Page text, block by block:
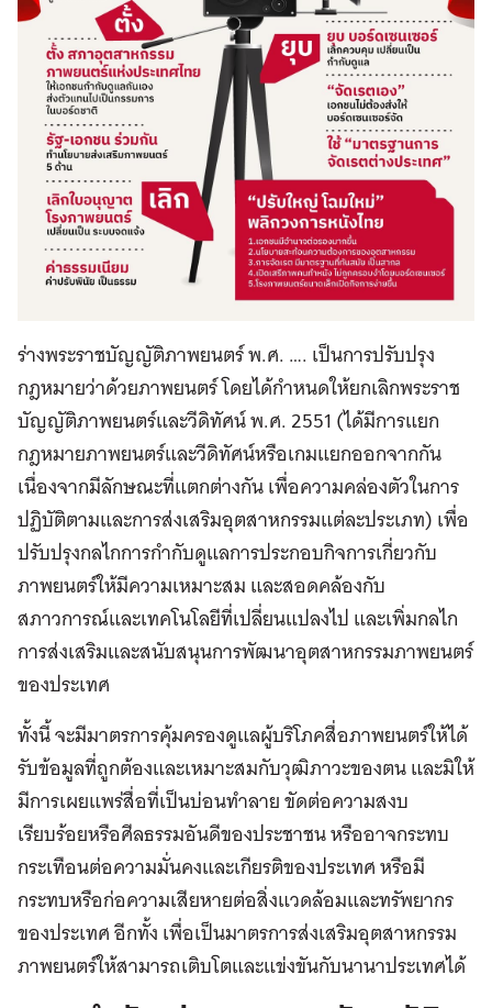
ร่างพระราชบัญญัติภาพยนตร์ พ.ศ. …. เป็นการปรับปรุง
กฎหมายว่าด้วยภาพยนตร์ โดยได้กำหนดให้ยกเลิกพระราช
บัญญัติภาพยนตร์และวีดิทัศน์ พ.ศ. 2551 (ได้มีการแยก
กฎหมายภาพยนตร์และวีดิทัศน์หรือเกมแยกออกจากกัน
เนื่องจากมีลักษณะที่แตกต่างกัน เพื่อความคล่องตัวในการ
ปฏิบัติตามและการส่งเสริมอุตสาหกรรมแต่ละประเภท) เพื่อ
ปรับปรุงกลไกการกำกับดูแลการประกอบกิจการเกี่ยวกับ
ภาพยนตร์ให้มีความเหมาะสม และสอดคล้องกับ
สภาวการณ์และเทคโนโลยีที่เปลี่ยนแปลงไป และเพิ่มกลไก
การส่งเสริมและสนับสนุนการพัฒนาอุตสาหกรรมภาพยนตร์
ของประเทศ
ทั้งนี้ จะมีมาตรการคุ้มครองดูแลผู้บริโภคสื่อภาพยนตร์ให้ได้
รับข้อมูลที่ถูกต้องและเหมาะสมกับวุฒิภาวะของตน และมิให้
มีการเผยแพร่สื่อที่เป็นบ่อนทำลาย ขัดต่อความสงบ
เรียบร้อยหรือศีลธรรมอันดีของประชาชน หรืออาจกระทบ
กระเทือนต่อความมั่นคงและเกียรติของประเทศ หรือมี
กระทบหรือก่อความเสียหายต่อสิ่งแวดล้อมและทรัพยากร
ของประเทศ อีกทั้ง เพื่อเป็นมาตรการส่งเสริมอุตสาหกรรม
ภาพยนตร์ให้สามารถเติบโตและแข่งขันกับนานาประเทศได้